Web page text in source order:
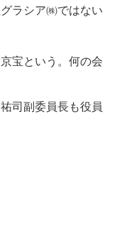
ラシア㈱ではない
宝という。何の会
司副委員長も役員